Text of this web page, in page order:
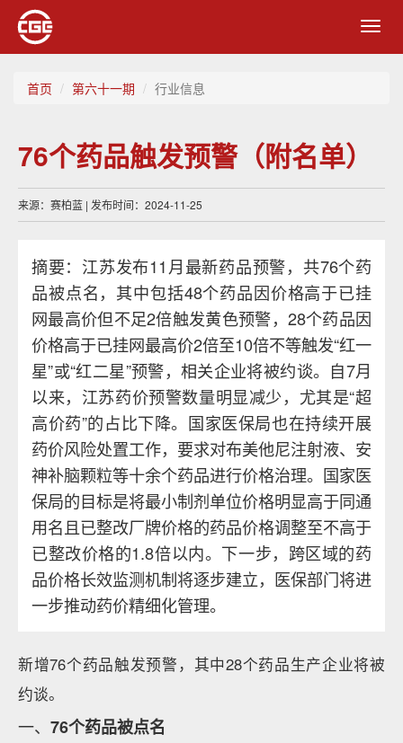
首页 第六十一期 行业信息
76个药品触发预警（附名单）
来源：赛柏蓝 | 发布时间：2024-11-25
摘要：江苏发布11月最新药品预警，共76个药
品被点名，其中包括48个药品因价格高于已挂
网最高价但不足2倍触发黄色预警，28个药品因
价格高于已挂网最高价2倍至10倍不等触发“红一
星”或“红二星”预警，相关企业将被约谈。自7月
以来，江苏药价预警数量明显减少，尤其是“超
高价药”的占比下降。国家医保局也在持续开展
药价风险处置工作，要求对布美他尼注射液、安
神补脑颗粒等十余个药品进行价格治理。国家医
保局的目标是将最小制剂单位价格明显高于同通
用名且已整改厂牌价格的药品价格调整至不高于
已整改价格的1.8倍以内。下一步，跨区域的药
品价格长效监测机制将逐步建立，医保部门将进
一步推动药价精细化管理。
新增76个药品触发预警，其中28个药品生产企业将被
约谈。
一、 76个药品被点名